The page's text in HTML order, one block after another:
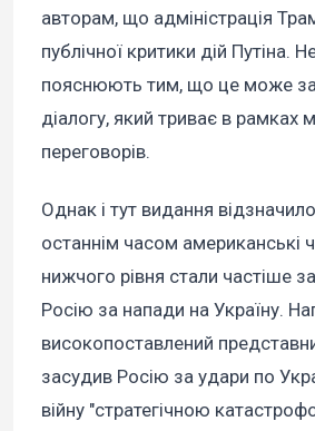
авторам, що адміністрація
публічної критики дій Путіна.
пояснюють тим, що це може
діалогу, який триває в рамках
переговорів.
Однак і тут видання
останнім часом американські
нижчого рівня стали частіше
Росію за напади на Україну.
високопоставлений
засудив Росію за удари по
війну "стратегічною